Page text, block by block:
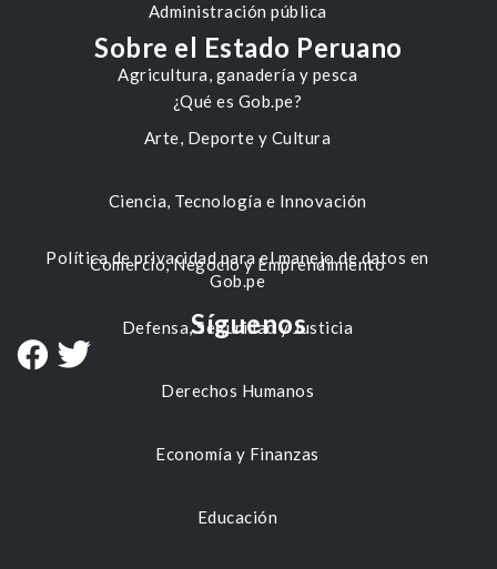
Administración pública
Agricultura, ganadería y pesca
Arte, Deporte y Cultura
Ciencia, Tecnología e Innovación
Comercio, Negocio y Emprendimiento
Defensa, Seguridad y Justicia
Derechos Humanos
Economía y Finanzas
Educación
Sobre el Estado Peruano
¿Qué es Gob.pe?
Política de privacidad para el manejo de datos en
Gob.pe
Síguenos